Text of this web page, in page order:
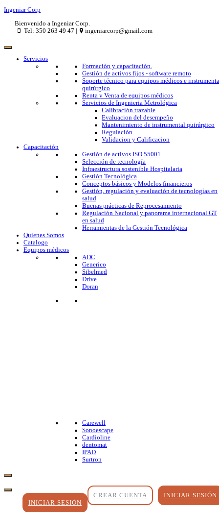
Ingeniar Corp
Bienvenido a Ingeniar Corp.
Tel: 350 263 49 47 |
ingeniarcorp@gmail.com
Servicios
Formación y capacitación.
Gestión de activos fijos - software remoto
Soporte técnico para equipos médicos e
quirúrgico
Renta y Venta de equipos médicos
Servicios de Ingenieria Metrológica
Calibración trazable
Evaluacion del desempeño
Mantenimiento de instrumental quirúrgico
Regulación
Validacion y Calificacion
Capacitación
Gestión de activos ISO 55001
Selección de tecnología
Infraestructura sostenible Hospitalaria
Gestión Tecnológica
Conceptos básicos y Modelos financieros
Gestión, regulación y evaluación de tecnologías en
salud
Buenas prácticas de Reprocesamiento
Regulación Nacional y panorama internacional GT
en salud
Herramientas de la Gestión Tecnológica
Quienes Somos
Catalogo
Equipos médicos
ADC
Generico
Sibelmed
Drive
Doran
Carewell
Sonoescape
Cardioline
dentomat
IPAD
Surtron
INICIAR SESIÓN
CREAR CUENTA
INICIAR SESIÓN